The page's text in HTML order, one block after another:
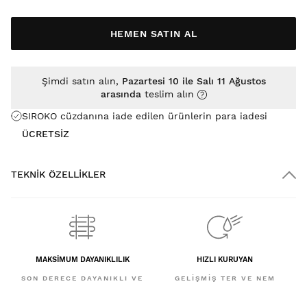
HEMEN SATIN AL
SIROKO cüzdanına iade edilen ürünlerin para iadesi
ÜCRETSİZ
Şimdi satın alın, Pazartesi 10 ile Salı 11 Ağustos
arasındateslim alın
TEKNIK ÖZELLIKLER
MAKSİMUM DAYANIKLILIK
SON DERECE DAYANIKLI VE
HIZLI KURUYAN
GELIŞMIŞ TER VE NEM